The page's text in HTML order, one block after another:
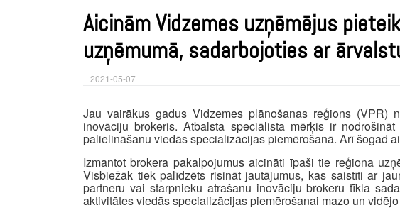
Aicinām Vidzemes uzņēmējus
uzņēmumā, sadarbojoties ar
2021-05-07
Jau vairākus gadus Vidzemes plānošanas reģions (VPR)
inovāciju brokeris. Atbalsta speciālista mērķis ir
palielināšanu viedās specializācijas piemērošanā. Arī šogad
Izmantot brokera pakalpojumus aicināti īpaši tie reģiona
Visbiežāk tiek palīdzēts risināt jautājumus, kas saistīti ar
partneru vai starpnieku atrašanu inovāciju brokeru tīkla
aktivitātes viedās specializācijas piemērošanai mazo un